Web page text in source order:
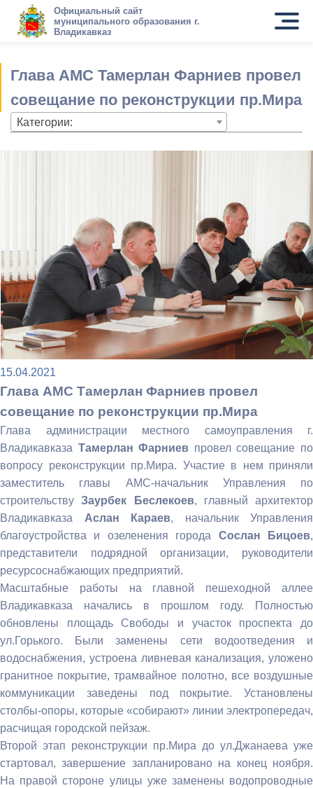
Официальный сайт
муниципального образования г.
Владикавказ
Глава АМС Тамерлан Фарниев провел
совещание по реконструкции пр.Мира
Категории:
15.04.2021
Глава АМС Тамерлан Фарниев провел
совещание по реконструкции пр.Мира
Глава администрации местного самоуправления г.
Владикавказа Тамерлан Фарниев провел совещание по
вопросу реконструкции пр.Мира. Участие в нем приняли
заместитель главы АМС-начальник Управления по
строительствуЗаурбек Беслекоев, главный архитектор
Владикавказа Аслан Караев, начальник Управления
благоустройства и озеленения города Сослан Бицоев,
представители подрядной организации, руководители
ресурсоснабжающих предприятий.
Масштабные работы на главной пешеходной аллее
Владикавказа начались в прошлом году. Полностью
обновлены площадь Свободы и участок проспекта до
ул.Горького. Были заменены сети водоотведения и
водоснабжения, устроена ливневая канализация, уложено
гранитное покрытие, трамвайное полотно, все воздушные
коммуникации заведены под покрытие. Установлены
столбы-опоры, которые «собирают» линии электропередач,
расчищая городской пейзаж.
Второй этап реконструкции пр.Мира до ул.Джанаева уже
стартовал, завершение запланировано на конец ноября.
На правой стороне улицы уже заменены водопроводные